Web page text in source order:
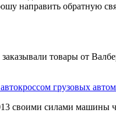
направить обратную
товары от
грузовых
своими силами машины